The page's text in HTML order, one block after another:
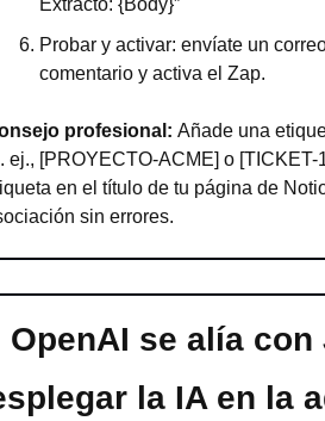
Extracto: {Body}”
Probar y activar: envíate un
comentario y activa el Zap.
profesional: Añade una
ej., [PROYECTO-ACME] o [TICKET-
en el título de tu página de
sin errores.
OpenAI se alía con
la IA en la